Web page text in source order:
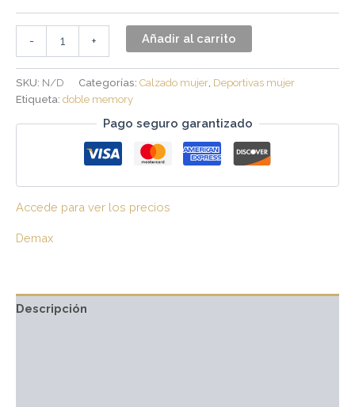
- + Añadir al carrito
SKU: N/D Categorías: Calzado mujer Deportivas mujer
Etiqueta: doble memory
Pago seguro garantizado
Accede para ver los precios
Demax
Descripción